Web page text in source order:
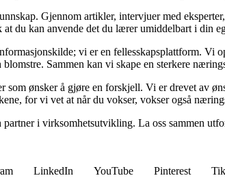
Gjennom artikler, intervjuer med
du kan anvende det du lærer umiddelbart i din
vi er en fellesskapsplattform.
blomstre. Sammen kan vi skape en sterkere
som ønsker å gjøre en forskjell. Vi er drevet av
for vi vet at når du vokser, vokser også
i virksomhetsutvikling. La oss sammen
LinkedIn YouTube Pinterest